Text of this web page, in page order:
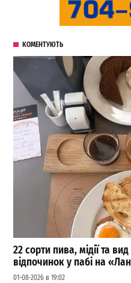
КОМЕНТУЮТЬ
22 сорти пива, мідії та
відпочинок у пабі на
01-08-2026 в 19:02